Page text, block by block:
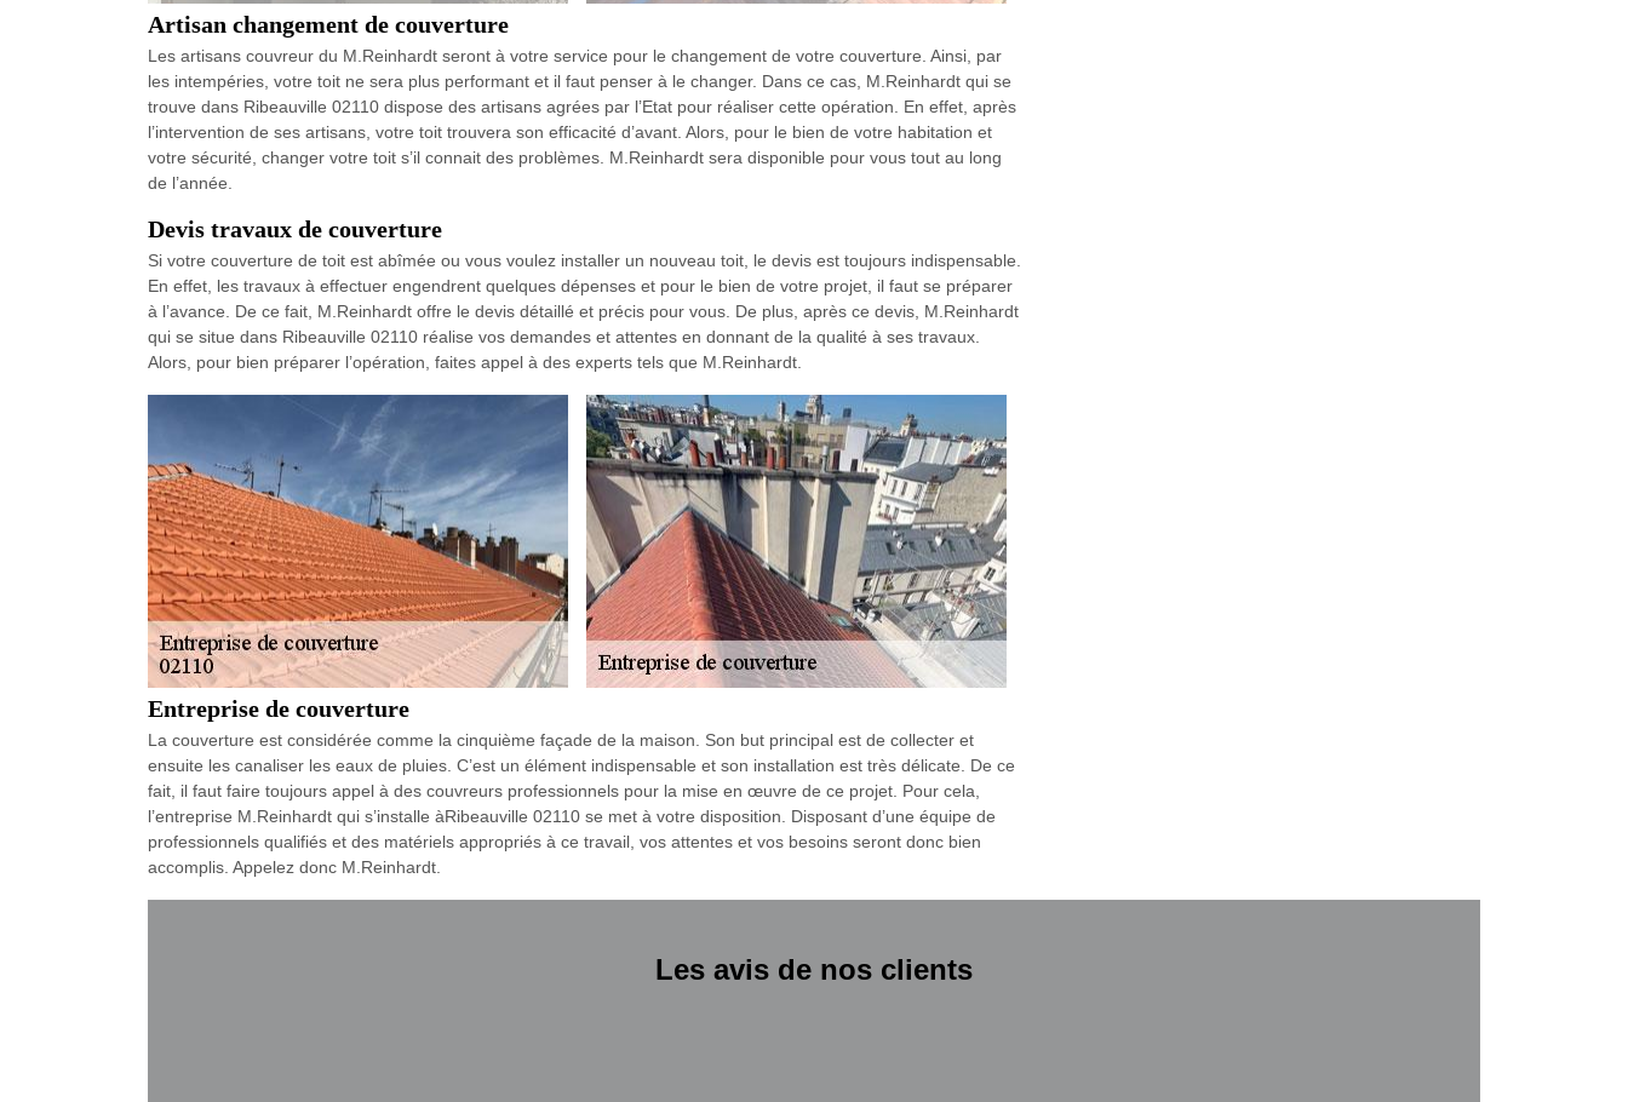
Artisan changement de couverture
Les artisans couvreur du M.Reinhardt seront à votre service pour le changement de votre couverture. Ainsi, par
les intempéries, votre toit ne sera plus performant et il faut penser à le changer. Dans ce cas, M.Reinhardt qui se
trouve dans Ribeauville 02110 dispose des artisans agrées par l’Etat pour réaliser cette opération. En effet, après
l’intervention de ses artisans, votre toit trouvera son efficacité d’avant. Alors, pour le bien de votre habitation et
votre sécurité, changer votre toit s’il connait des problèmes. M.Reinhardt sera disponible pour vous tout au long
de l’année.
Devis travaux de couverture
Si votre couverture de toit est abîmée ou vous voulez installer un nouveau toit, le devis est toujours indispensable.
En effet, les travaux à effectuer engendrent quelques dépenses et pour le bien de votre projet, il faut se préparer
à l’avance. De ce fait, M.Reinhardt offre le devis détaillé et précis pour vous. De plus, après ce devis, M.Reinhardt
qui se situe dans Ribeauville 02110 réalise vos demandes et attentes en donnant de la qualité à ses travaux.
Alors, pour bien préparer l’opération, faites appel à des experts tels que M.Reinhardt.
Entreprise de couverture
La couverture est considérée comme la cinquième façade de la maison. Son but principal est de collecter et
ensuite les canaliser les eaux de pluies. C’est un élément indispensable et son installation est très délicate. De ce
fait, il faut faire toujours appel à des couvreurs professionnels pour la mise en œuvre de ce projet. Pour cela,
l’entreprise M.Reinhardt qui s’installe àRibeauville 02110 se met à votre disposition. Disposant d’une équipe de
professionnels qualifiés et des matériels appropriés à ce travail, vos attentes et vos besoins seront donc bien
accomplis. Appelez donc M.Reinhardt.
Les avis de nos clients